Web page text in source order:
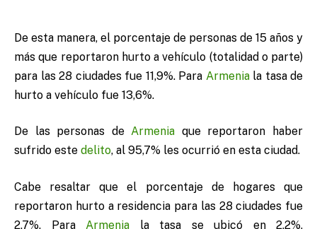
De esta manera, el porcentaje de personas de 15 años y
más que reportaron hurto a vehículo (totalidad o parte)
para las 28 ciudades fue 11,9%. Para Armeniala tasa de
hurto a vehículo fue 13,6%.
De las personas deArmenia que reportaron haber
sufrido este delito, al 95,7% les ocurrió en esta ciudad.
Cabe resaltar que el porcentaje de hogares que
reportaron hurto a residencia para las 28 ciudades fue
2,7%. Para Armenia la tasa se ubicó en 2,2%,